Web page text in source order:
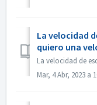
La velocidad
quiero una
Mar, 4 Abr, 2023 a